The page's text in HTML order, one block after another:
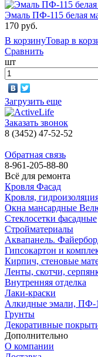
Эмаль ПФ-115 белая
170 руб.
В корзинуТовар в
Сравнить
шт
Загрузить еще
Заказать звонок
8 (3452) 47-52-52
Обратная связь
8-961-205-88-80
Всё для ремонта
Кровля Фасад
Кровля,
Окна мансардные
Стеклосетки фасадные
Стройматериалы
Аквапанель.
Гипсокартон и
Кирпич, стеновые
Ленты, скотчи,
Внутренняя отделка
Лаки-краски
Алкидные эмали, ПФ-
Грунты
Декоративные
Дополнительно
О компании